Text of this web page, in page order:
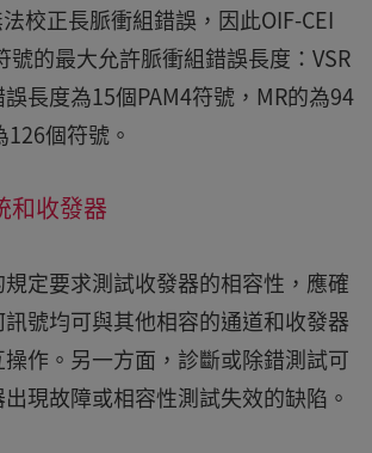
校正長脈衝組錯誤，因此OIF-CEI
號的最大允許脈衝組錯誤長度：VSR
長度為15個PAM4符號，MR的為94
個符號。
和收發器
定要求測試收發器的相容性，應確
號均可與其他相容的通道和收發器
作。另一方面，診斷或除錯測試可
現故障或相容性測試失效的缺陷。